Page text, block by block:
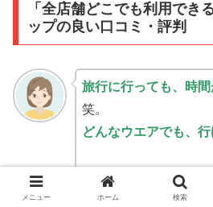
「全店舗どこでも利用でき
ップの良い口コミ・評判
旅行に行っても、時
笑。
どんなウエアでも、
金山店は早朝でも人
っくり。
メニュー ホーム 検索